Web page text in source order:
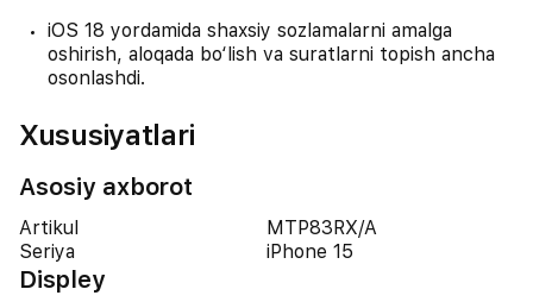
iOS 18 yordamida shaxsiy sozlamalarni amalga
oshirish, aloqada bo‘lish va suratlarni topish ancha
osonlashdi.
Xususiyatlari
Asosiy axborot
Artikul
MTP83RX/A
Seriya
iPhone 15
Displey